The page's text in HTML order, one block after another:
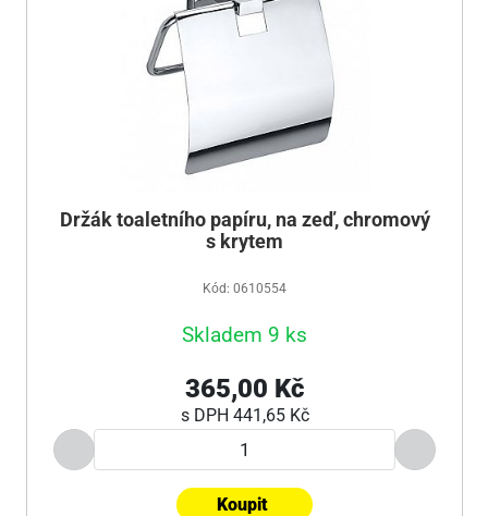
Držák toaletního papíru, na zeď, chromový
s krytem
Kód: 0610554
Skladem 9 ks
365,00 Kč
s DPH 441,65 Kč
Koupit